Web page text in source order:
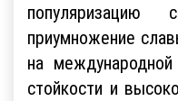
популяризацию
приумножение
на
стойкости и